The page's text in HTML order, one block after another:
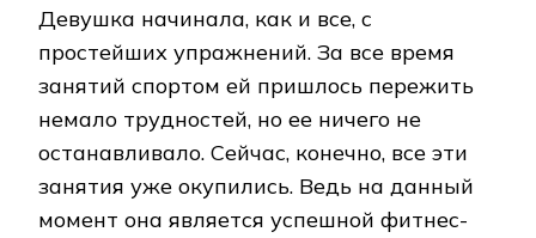
Девушка начинала, как и все, с
простейших упражнений. За все время
занятий спортом ей пришлось пережить
немало трудностей, но ее ничего не
останавливало. Сейчас, конечно, все эти
занятия уже окупились. Ведь на данный
момент она является успешной фитнес-